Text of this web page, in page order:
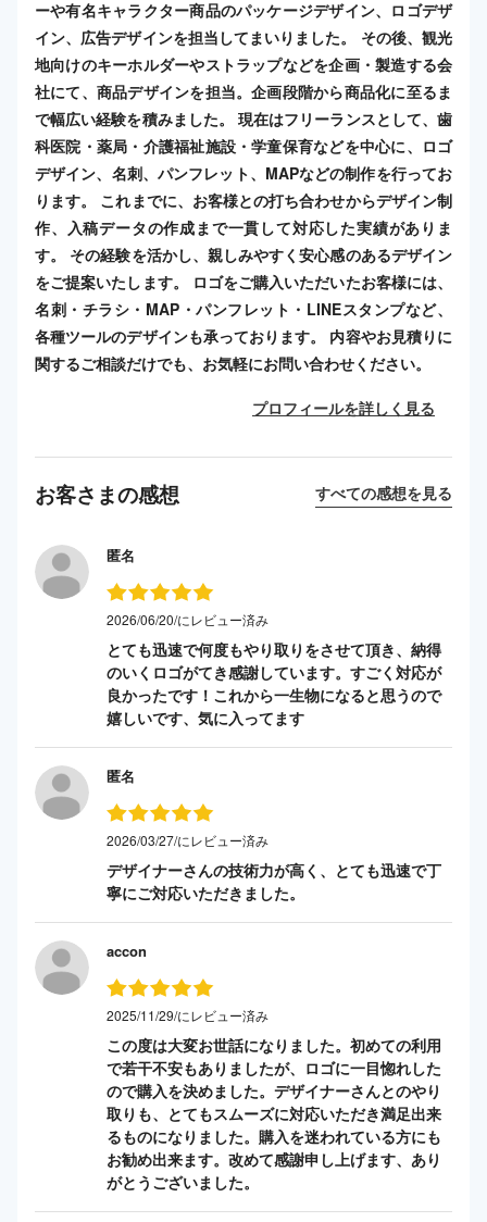
ーや有名キャラクター商品のパッケージデザイン、ロゴデザ
イン、広告デザインを担当してまいりました。 その後、観光
地向けのキーホルダーやストラップなどを企画・製造する会
社にて、商品デザインを担当。企画段階から商品化に至るま
で幅広い経験を積みました。 現在はフリーランスとして、歯
科医院・薬局・介護福祉施設・学童保育などを中心に、ロゴ
デザイン、名刺、パンフレット、MAPなどの制作を行ってお
ります。 これまでに、お客様との打ち合わせからデザイン制
作、入稿データの作成まで一貫して対応した実績がありま
す。 その経験を活かし、親しみやすく安心感のあるデザイン
をご提案いたします。 ロゴをご購入いただいたお客様には、
名刺・チラシ・MAP・パンフレット・LINEスタンプなど、
各種ツールのデザインも承っております。 内容やお見積りに
関するご相談だけでも、お気軽にお問い合わせください。
プロフィールを詳しく見る
お客さまの感想 すべての感想を見る
匿名
2026/06/20/にレビュー済み
とても迅速で何度もやり取りをさせて頂き、納得
のいくロゴがてき感謝しています。すごく対応が
良かったです！これから一生物になると思うので
嬉しいです、気に入ってます
匿名
2026/03/27/にレビュー済み
デザイナーさんの技術力が高く、とても迅速で丁
寧にご対応いただきました。
accon
2025/11/29/にレビュー済み
この度は大変お世話になりました。初めての利用
で若干不安もありましたが、ロゴに一目惚れした
ので購入を決めました。デザイナーさんとのやり
取りも、とてもスムーズに対応いただき満足出来
るものになりました。購入を迷われている方にも
お勧め出来ます。改めて感謝申し上げます、あり
がとうございました。